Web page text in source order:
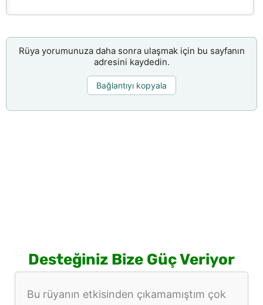
Rüya yorumunuza daha sonra ulaşmak için bu sayfanın
adresini kaydedin.
Bağlantıyı kopyala
Desteğiniz Bize Güç Veriyor
Bu rüyanın etkisinden çıkamamıştım çok